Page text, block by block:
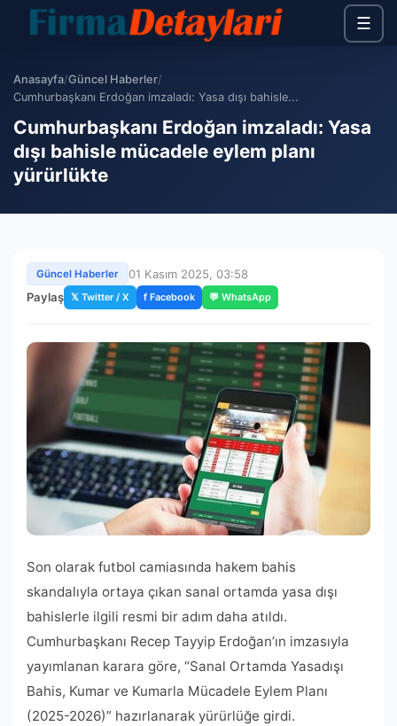
☰
Anasayfa/Güncel Haberler/
Cumhurbaşkanı Erdoğan imzaladı: Yasa dışı bahisle...
Cumhurbaşkanı Erdoğan imzaladı: Yasa
dışı bahisle mücadele eylem planı
yürürlükte
Güncel Haberler
01 Kasım 2025, 03:58
Paylaş 𝕏 Twitter / X f Facebook 💬 WhatsApp
Son olarak futbol camiasında hakem bahis
skandalıyla ortaya çıkan sanal ortamda yasa dışı
bahislerle ilgili resmi bir adım daha atıldı.
Cumhurbaşkanı Recep Tayyip Erdoğan’ın imzasıyla
yayımlanan karara göre, “Sanal Ortamda Yasadışı
Bahis, Kumar ve Kumarla Mücadele Eylem Planı
(2025-2026)” hazırlanarak yürürlüğe girdi.